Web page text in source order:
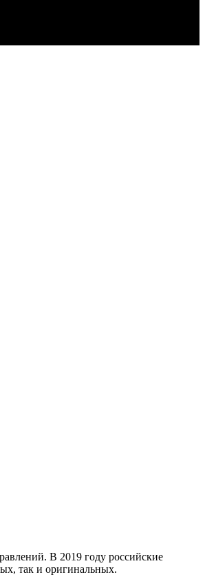
В 2019 году российские
так и оригинальных.